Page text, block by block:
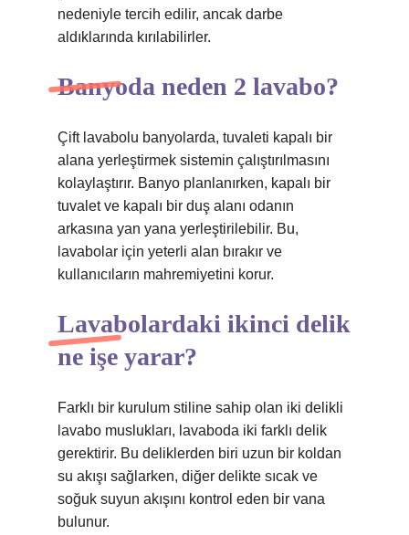
nedeniyle tercih edilir, ancak darbe
aldıklarında kırılabilirler.
Banyoda neden 2 lavabo?
Çift lavabolu banyolarda, tuvaleti kapalı bir
alana yerleştirmek sistemin çalıştırılmasını
kolaylaştırır. Banyo planlanırken, kapalı bir
tuvalet ve kapalı bir duş alanı odanın
arkasına yan yana yerleştirilebilir. Bu,
lavabolar için yeterli alan bırakır ve
kullanıcıların mahremiyetini korur.
Lavabolardaki ikinci delik
ne işe yarar?
Farklı bir kurulum stiline sahip olan iki delikli
lavabo muslukları, lavaboda iki farklı delik
gerektirir. Bu deliklerden biri uzun bir koldan
su akışı sağlarken, diğer delikte sıcak ve
soğuk suyun akışını kontrol eden bir vana
bulunur.